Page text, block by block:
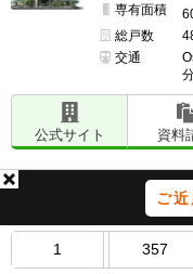
ご
1 357
検討スレ：https://
住民スレ：https://
ジオタワー十三
検討スレ：
https://
住民スレ：https://
シティタワー古川橋
検討スレ：https://
住民スレ：
https://
専有面積
総戸数
交通
公式サイト 資料
シエリア門真南駅前
所在地
間取